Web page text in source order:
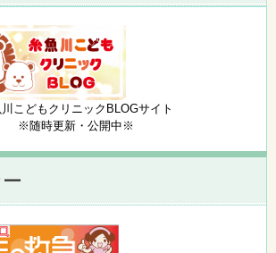
こどもクリニックBLOGサイト
※随時更新・公開中※